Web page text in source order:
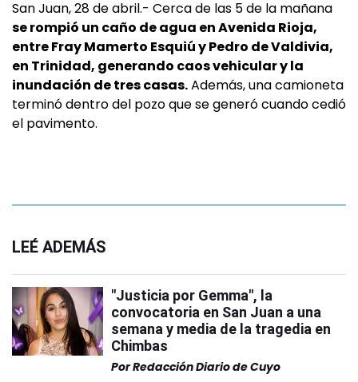
San Juan, 28 de abril.- Cerca de las 5 de la mañana
se rompió un caño de agua en Avenida Rioja,
entre Fray Mamerto Esquiú y Pedro de Valdivia,
en Trinidad, generando caos vehicular y la
inundación de tres casas.Además, una camioneta
terminó dentro del pozo que se generó cuando cedió
el pavimento.
LEÉ ADEMÁS
"Justicia por Gemma", la
convocatoria en San Juan a una
semana y media de la tragedia en
Chimbas
PorRedacción Diario de Cuyo